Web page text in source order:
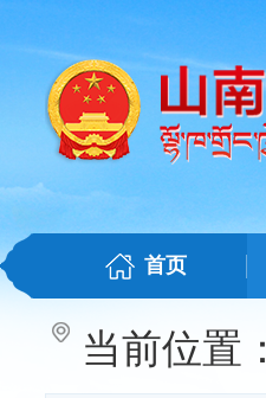
首页
当前位置：